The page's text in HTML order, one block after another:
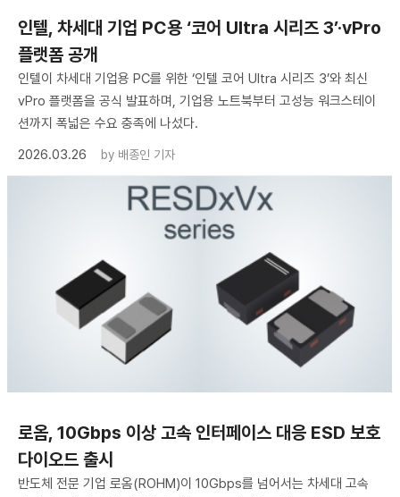
인텔, 차세대 기업 PC용 ‘코어 Ultra 시리즈 3’·vPro
플랫폼 공개
인텔이 차세대 기업용 PC를 위한 ‘인텔 코어 Ultra 시리즈 3’와 최신
vPro 플랫폼을 공식 발표하며, 기업용 노트북부터 고성능 워크스테이
션까지 폭넓은 수요 충족에 나섰다.
2026.03.26
by 배종인 기자
로옴, 10Gbps 이상 고속 인터페이스 대응 ESD 보호
다이오드 출시
반도체 전문 기업 로옴(ROHM)이 10Gbps를 넘어서는 차세대 고속